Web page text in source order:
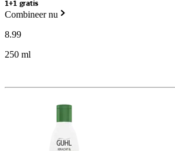
1+1 gratis
Combineer nu
8.99
250 ml